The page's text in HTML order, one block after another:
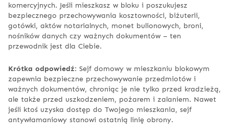
komercyjnych. Jeśli mieszkasz w bloku i poszukujesz
bezpiecznego przechowywania kosztowności, biżuterii,
gotówki, aktów notarialnych, monet bulionowych, broni,
nośników danych czy ważnych dokumentów – ten
przewodnik jest dla Ciebie.
Krótka odpowiedź: Sejf domowy w mieszkaniu blokowym
zapewnia bezpieczne przechowywanie przedmiotów i
ważnych dokumentów, chroniąc je nie tylko przed kradzieżą,
ale także przed uszkodzeniem, pożarem i zalaniem. Nawet
jeśli ktoś uzyska dostęp do Twojego mieszkania, sejf
antywłamaniowy stanowi ostatnią linię obrony.